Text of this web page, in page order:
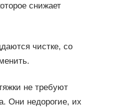
снижает
чистке, со
не требуют
Они недорогие, их